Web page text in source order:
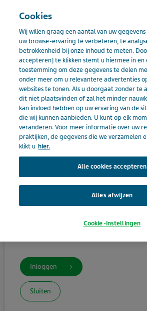
Inloggen patiënten
Wil je meer informatie over AJOVY®
voorgeschreven gekregen? Dan
volgende scherm inloggen met het
Inloggen
Sluiten
Nederland AJOVY I Teva Over AJOVY
Cookies
Wij willen graag een aantal van uw
uw browse-ervaring te verbeteren, te
betrokkenheid bij onze inhoud te meten.
accepteren] te klikken stemt u hiermee in en
toestemming om deze gegevens te delen
onder meer om u relevantere advertenties
websites te tonen. Als u doorgaat zonder te
dit niet plaatsvinden of zal het minder
kan invloed hebben op uw ervaring van de
die wij kunnen aanbieden. U kunt op elk
veranderen. Voor meer informatie over uw
praktijken, de gegevens die we verzamelen
klikt u hier.
Alle cookies accepteren
Alles afwijzen
Cookie-instellingen